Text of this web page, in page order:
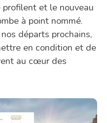
profilent et le nouveau
à point nommé.
départs prochains,
en condition et de
au cœur des